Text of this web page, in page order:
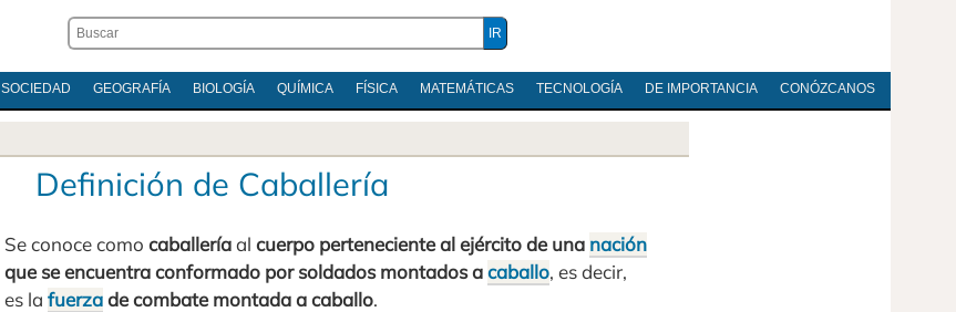
SOCIEDAD GEOGRAFÍA BIOLOGÍA QUÍMICA FÍSICA MATEMÁTICAS TECNOLOGÍA DE IMPORTANCIA CONÓZCANOS
Definición de Caballería
Se conoce como caballeríaal cuerpo perteneciente al ejército de una nación
que se encuentra conformado por soldados montados acaballo, es decir,
es la fuerzade combate montada a caballo.